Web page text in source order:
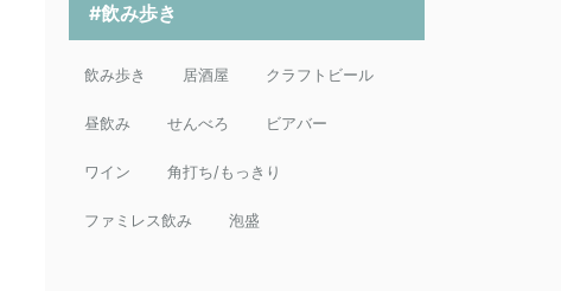
#飲み歩き
飲み歩き 居酒屋 クラフトビール
昼飲み せんべろ ビアバー
ワイン 角打ち/もっきり
ファミレス飲み 泡盛